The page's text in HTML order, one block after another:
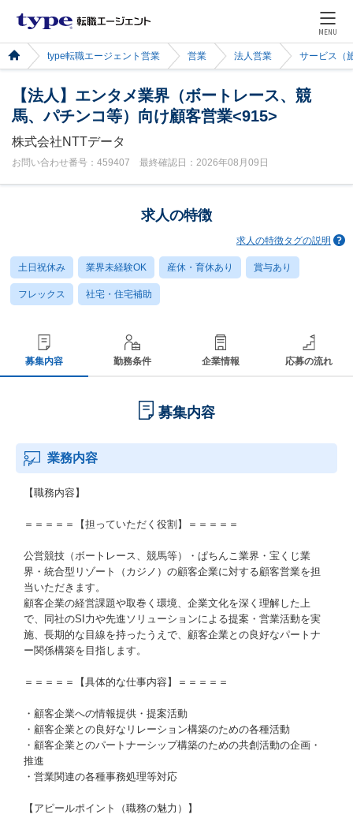
MENU
type転職エージェント営業 営業 法人営業 サービス（
【法人】エンタメ業界（ボートレース、競
馬、パチンコ等）向け顧客営業<915>
株式会社NTTデータ
お問い合わせ番号：459407 最終確認日：2026年08月09日
求人の特徴
求人の特徴タグの説明
土日祝休み 業界未経験OK 産休・育休あり 賞与あり
フレックス 社宅・住宅補助
募集内容 勤務条件 企業情報 応募の流れ
募集内容
業務内容
【職務内容】
＝＝＝＝＝【担っていただく役割】＝＝＝＝＝
公営競技（ボートレース、競馬等）・ぱちんこ業界・宝くじ業
界・統合型リゾート（カジノ）の顧客企業に対する顧客営業を担
当いただきます。
顧客企業の経営課題や取巻く環境、企業文化を深く理解した上
で、同社のSI力や先進ソリューションによる提案・営業活動を実
施、長期的な目線を持ったうえで、顧客企業との良好なパートナ
ー関係構築を目指します。
＝＝＝＝＝【具体的な仕事内容】＝＝＝＝＝
・顧客企業への情報提供・提案活動
・顧客企業との良好なリレーション構築のための各種活動
・顧客企業とのパートナーシップ構築のための共創活動の企画・
推進
・営業関連の各種事務処理等対応
【アピールポイント（職務の魅力）】